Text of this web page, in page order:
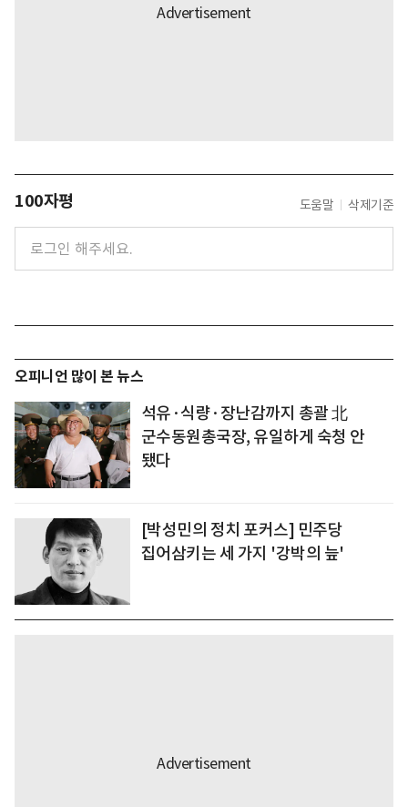
100자평 도움말 삭제기준
오피니언 많이 본 뉴스
석유·식량·장난감까지 총괄 北
군수동원총국장, 유일하게 숙청 안
됐다
[박성민의 정치 포커스] 민주당
집어삼키는 세 가지 '강박의 늪'